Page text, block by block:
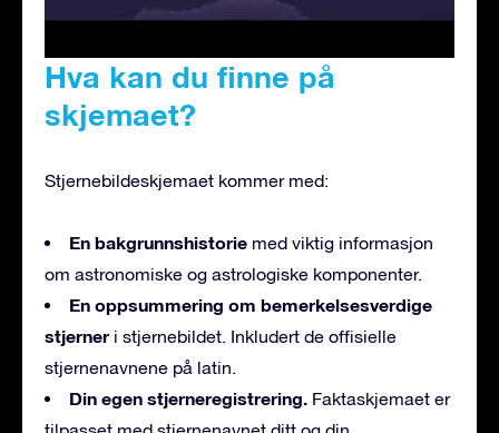
Hva kan du finne på
skjemaet?
Stjernebildeskjemaet kommer med:
En bakgrunnshistorie med viktig informasjon
om astronomiske og astrologiske komponenter.
En oppsummering om bemerkelsesverdige
stjerneri stjernebildet. Inkludert de offisielle
stjernenavnene på latin.
Din egen stjerneregistrering. Faktaskjemaet er